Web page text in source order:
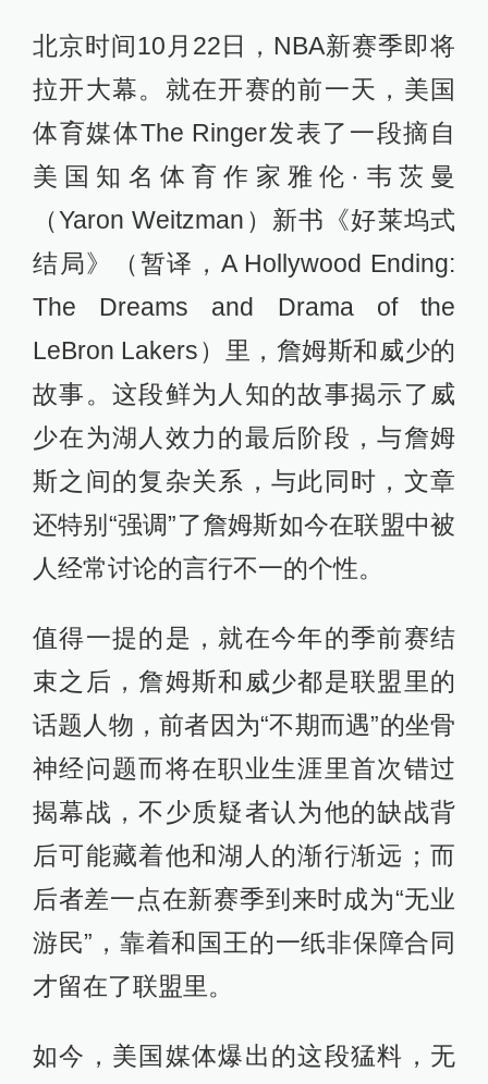
北京时间10月22日，NBA新赛季即将
拉开大幕。就在开赛的前一天，美国
体育媒体The Ringer发表了一段摘自
美国知名体育作家雅伦·韦茨曼
（Yaron Weitzman）新书《好莱坞式
结局》（暂译，A Hollywood Ending:
The Dreams and Drama of the
LeBron Lakers）里，詹姆斯和威少的
故事。这段鲜为人知的故事揭示了威
少在为湖人效力的最后阶段，与詹姆
斯之间的复杂关系，与此同时，文章
还特别“强调”了詹姆斯如今在联盟中被
人经常讨论的言行不一的个性。
值得一提的是，就在今年的季前赛结
束之后，詹姆斯和威少都是联盟里的
话题人物，前者因为“不期而遇”的坐骨
神经问题而将在职业生涯里首次错过
揭幕战，不少质疑者认为他的缺战背
后可能藏着他和湖人的渐行渐远；而
后者差一点在新赛季到来时成为“无业
游民”，靠着和国王的一纸非保障合同
才留在了联盟里。
如今，美国媒体爆出的这段猛料，无